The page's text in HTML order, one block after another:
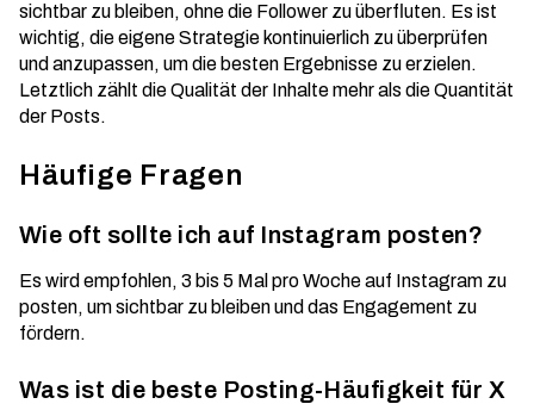
sichtbar zu bleiben, ohne die Follower zu überfluten. Es ist
wichtig, die eigene Strategie kontinuierlich zu überprüfen
und anzupassen, um die besten Ergebnisse zu erzielen.
Letztlich zählt die Qualität der Inhalte mehr als die Quantität
der Posts.
Häufige Fragen
Wie oft sollte ich auf Instagram posten?
Es wird empfohlen, 3 bis 5 Mal pro Woche auf Instagram zu
posten, um sichtbar zu bleiben und das Engagement zu
fördern.
Was ist die beste Posting-Häufigkeit für X